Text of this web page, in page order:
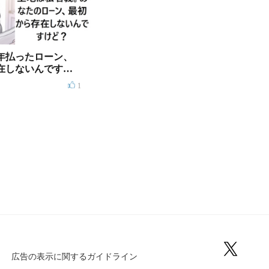
払ったローン、
しないんですけ
1
広告の表示に関するガイドライン